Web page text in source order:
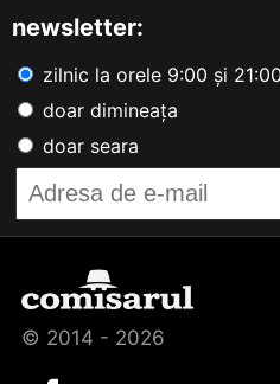
newsletter:
zilnic la orele 9:00 și 21:00
doar dimineața
doar seara
© 2014 - 2026